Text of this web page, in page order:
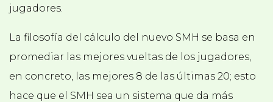
jugadores.
La filosofía del cálculo del nuevo SMH se basa en
promediar las mejores vueltas de los jugadores,
en concreto, las mejores 8 de las últimas 20; esto
hace que el SMH sea un sistema que da más